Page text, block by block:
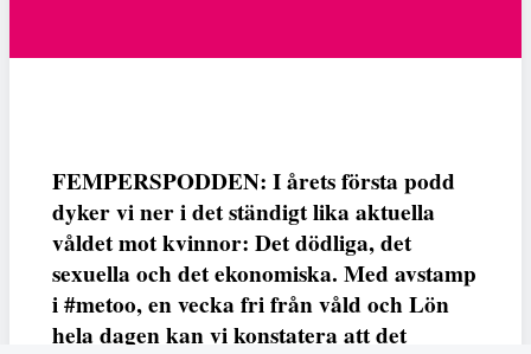
FEMPERSPODDEN: I årets första podd
dyker vi ner i det ständigt lika aktuella
våldet mot kvinnor: Det dödliga, det
sexuella och det ekonomiska. Med avstamp
i #metoo, en vecka fri från våld och Lön
hela dagen kan vi konstatera att det